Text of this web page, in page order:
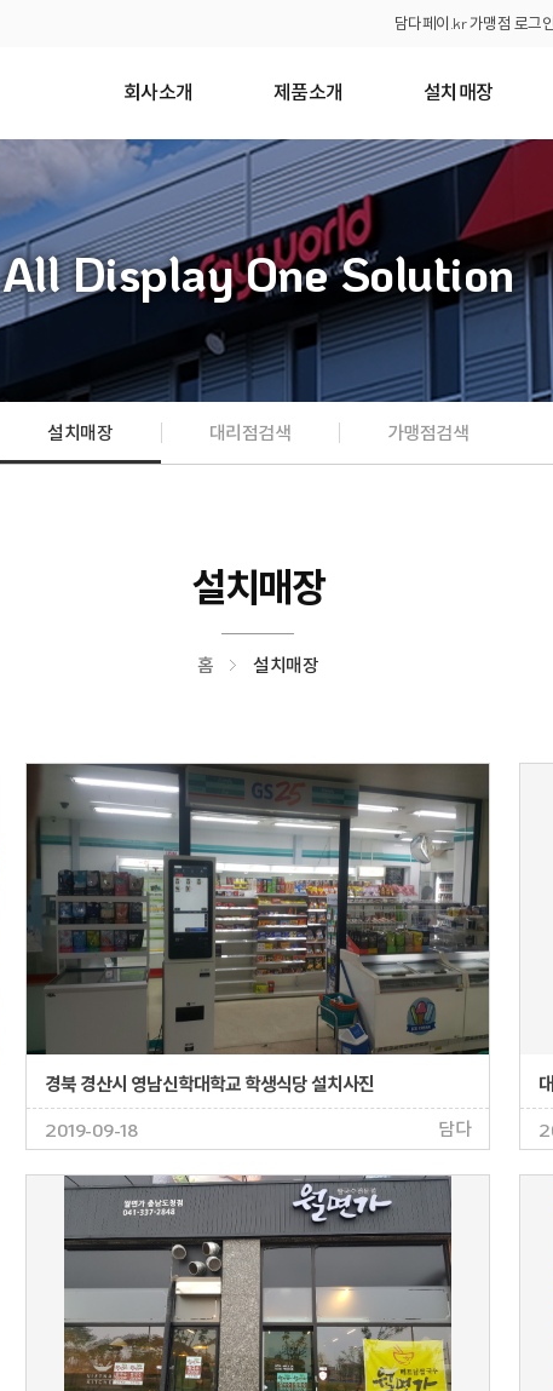
담다페이.kr 가맹점 로그인
회사소개 제품소개 설치매장
All Display One Solution
설치매장 대리점검색 가맹점검색
설치매장
홈 설치매장
경북 경산시 영남신학대학교 학생식당 설치사진
2019-09-18
담다